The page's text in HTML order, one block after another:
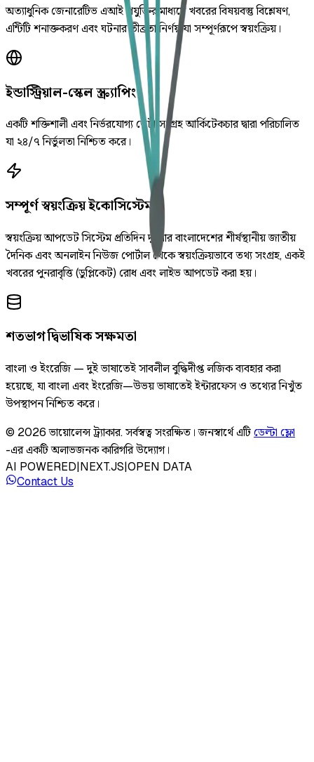
অত্যাধুনিক জেনারেটিভ এআই প্রযুক্তির মাধ্যমে খবরের বিষয়বস্তু বিশ্লেষণ,
এন্টিটি শনাক্তকরণ এবং ঘটনার তীব্রতা নির্ণয় যা সম্পূর্ণরূপে স্বয়ংক্রিয়।
ইন্ডাস্ট্রিয়াল-স্কেল স্ক্র্যাপিং
একটি শক্তিশালী এবং নির্ভরযোগ্য ডেটা সংগ্রহ আর্কিটেকচার দ্বারা পরিচালিত
যা ২৪/৭ নির্ভুলতা নিশ্চিত করে।
সম্পূর্ণ স্বয়ংক্রিয় ইকোসিস্টেম
স্বয়ংক্রিয় আপডেট সিস্টেম প্রতিদিন দুইবার বাংলাদেশের শীর্ষস্থানীয় জাতীয়
দৈনিক এবং অনলাইন নিউজ পোর্টাল থেকে স্বয়ংক্রিয়ভাবে তথ্য সংগ্রহ, একই
খবরের পুনরাবৃত্তি (ডুপ্লিকেট) রোধ এবং লাইভ আপডেট করা হয়।
শতভাগ দ্বিভাষিক সক্ষমতা
বাংলা ও ইংরেজি — দুই ভাষাতেই সাবলীল বুদ্ধিদীপ্ত লজিক ব্যবহার করা
হয়েছে, যা বাংলা এবং ইংরেজি—উভয় ভাষাতেই ইন্টারফেস ও তথ্যের নিখুঁত
উপস্থাপন নিশ্চিত করে।
© 2026 ভায়োলেন্স ট্র্যাকার.সর্বস্বত্ব সংরক্ষিত। জনস্বার্থে এটিডেল্টা ফ্লো
-এর একটি অলাভজনক কারিগরি উদ্যোগ।
AI POWERED|NEXT.JS|OPEN DATA
Contact Us